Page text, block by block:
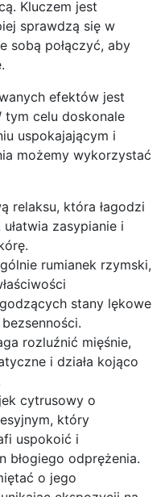
Kluczem jest
sprawdzą się w
sobą połączyć, aby
efektów jest
tym celu doskonale
uspokajającym i
możemy wykorzystać
relaksu, która łagodzi
zasypianie i
rumianek rzymski,
stany lękowe
rozluźnić mięśnie,
i działa kojąco
cytrusowy o
który
uspokoić i
błogiego odprężenia.
o jego